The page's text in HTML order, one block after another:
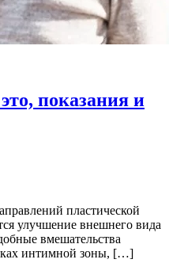
показания и
пластической
улучшение внешнего вида
вмешательства
интимной зоны, […]